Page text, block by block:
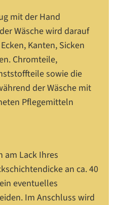
mit der Hand
Wäsche wird darauf
Kanten, Sicken
Chromteile,
sowie die
der Wäsche mit
Pflegemitteln
am Lack Ihres
an ca. 40
eventuelles
Im Anschluss wird